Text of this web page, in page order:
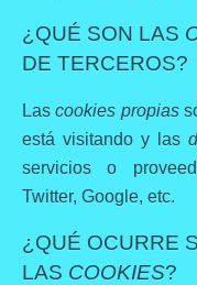
¿QUÉ SON LAS
DE TERCEROS?
Lascookies propias
está visitando y las
servicios o
Twitter, Google, etc.
¿QUÉ OCURRE
LAS COOKIES?